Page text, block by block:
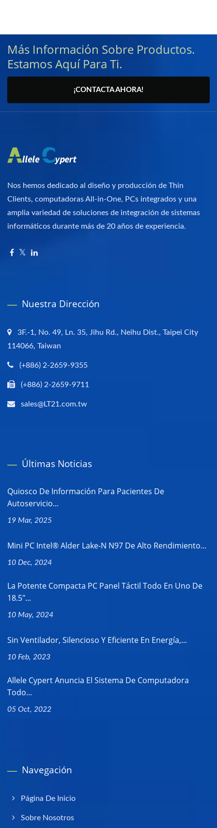
Más Información Sobre Productos.
Estamos Aquí Para Ti.
¡CONTACTA AHORA!
Nos hemos dedicado al diseño y producción de Thin
Clients, computadoras All-in-One, PCs integrados y una
amplia variedad de soluciones de integración de sistemas
informáticos durante más de 20 años de experiencia.
Nuestra Dirección
3F.-1, No. 49, Ln. 35, Jihu Rd., Neihu Dist., Taipei City
114066, Taiwan
(+886) 2-2659-9355
(+886) 2-2659-9711
sales@LT21.com.tw
Últimas Noticias
Quiosco De Información Para Pacientes De
Autoservicio...
19 Mar, 2025
Mini PC Intel® Alder Lake-N N97 De Alto Rendimiento...
10 Dec, 2024
La Potente Compacta PC Panel Táctil Todo En Uno De
18.5"...
10 May, 2024
Sin Ventilador, Silencioso Y Eficiente En Energía,...
10 Feb, 2023
Allele Cypert Anuncia El Sistema De Computadora
Todo...
05 Oct, 2022
Navegación
Página De Inicio
Sobre Nosotros